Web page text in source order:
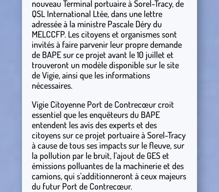
nouveau Terminal portuaire à Sorel-Tracy, de
QSL International Ltée, dans une lettre
adressée à la ministre Pascale Déry du
MELCCFP. Les citoyens et organismes sont
invités à faire parvenir leur propre demande
de BAPE sur ce projet avant le 10 juillet et
trouveront un modèle disponible sur le site
de Vigie, ainsi que les informations
nécessaires.
Vigie Citoyenne Port de Contrecœur croit
essentiel que les enquêteurs du BAPE
entendent les avis des experts et des
citoyens sur ce projet portuaire à Sorel-Tracy
à cause de tous ses impacts sur le fleuve, sur
la pollution par le bruit, l’ajout de GES et
émissions polluantes de la machinerie et des
camions, qui s’additionneront à ceux majeurs
du futur Port de Contrecœur.